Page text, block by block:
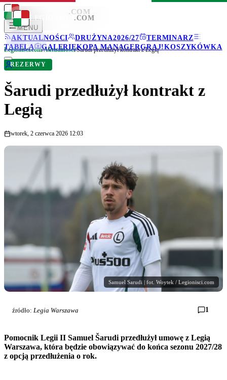
LEGIONISCI .COM
MENU
AKTUALNOŚCI
DRUŻYNA2026/27
TERMINARZ
TABELA
GALERIEKOPA MANAGERGRAJ!KOSZYKÓWKA
LEGIONISCI .COM
Legionisci.com/Aktualności/Šarudi przedłużył kontrakt z Legią
REZERWY
Šarudi przedłużył kontrakt z
Legią
wtorek, 2 czerwca 2026 12:03
Samuel Sarudi | fot. Woytek / Legionisci.com
źródło: Legia Warszawa 1
Pomocnik Legii II Samuel Šarudi przedłużył umowę z Legią
Warszawa, która będzie obowiązywać do końca sezonu 2027/28
z opcją przedłużenia o rok.